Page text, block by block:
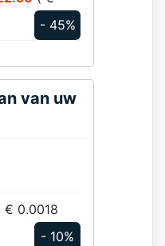
- 45%
van uw
€ 0.0018
- 10%